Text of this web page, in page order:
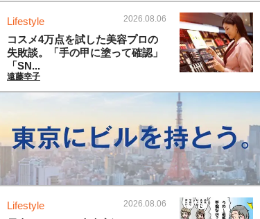
Lifestyle 2026.08.06
コスメ4万点を試した美容プロの
失敗談。「手の甲に塗って確認」
「SN...
遠藤幸子
Lifestyle 2026.08.06